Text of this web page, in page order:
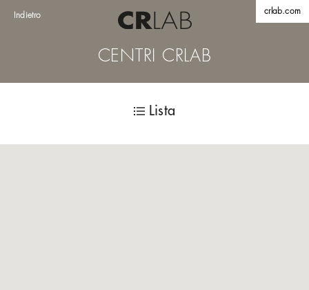
Indietro crlab.com
CENTRI CRLAB
Lista